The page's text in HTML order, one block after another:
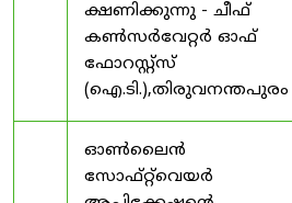
ക്ഷണിക്കുന്നു - ചീഫ്
കൺസർവേറ്റർ ഓഫ്
ഫോറസ്റ്റ്സ്
(ഐ.ടി.),തിരുവനന്തപുരം
ഓൺലൈൻ
സോഫ്റ്റ്‌വെയർ